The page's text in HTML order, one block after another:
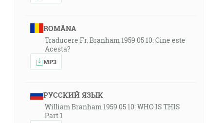
ROMÂNA
Traducere Fr. Branham 1959 05 10: Cine este
Acesta?
MP3
РУССКИЙ ЯЗЫК
William Branham 1959 05 10: WHO IS THIS
Part 1